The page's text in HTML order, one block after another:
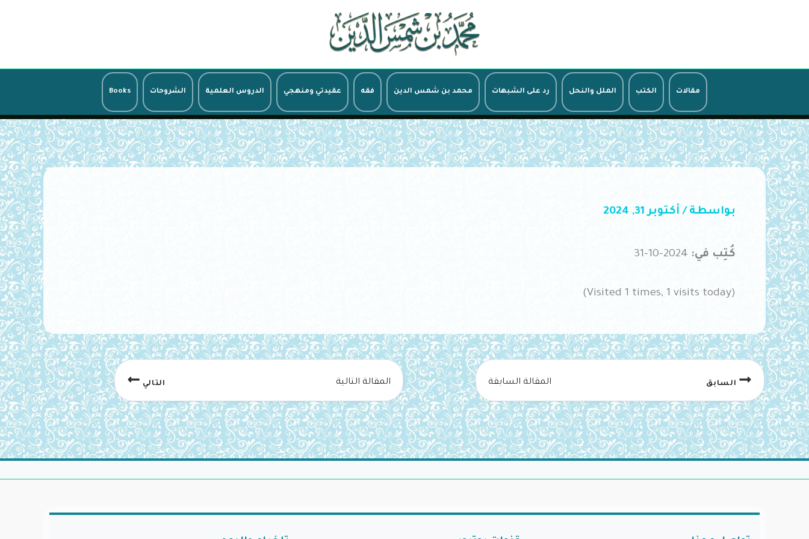
مقالات الكتب الملل والنحل رد على الشبهات محمد بن شمس الدين فقه عقيدتي ومنهجي الدروس العلمية الشروحات Books
بواسطة / أكتوبر 31, 2024
كُتِب في: 2024-10-31
(Visited 1 times, 1 visits today)
السابق المقالة السابقة التالي المقالة التالية